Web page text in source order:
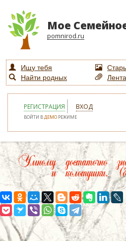
Мое
pomnirod.ru
Ищу тебя
Найти родных
РЕГИСТРАЦИЯ ВХОД
ВОЙТИ ВДЕМО РЕЖИМЕ
Умному достаточно
и колотушки.